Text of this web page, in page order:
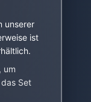
unserer
ist
um
Set